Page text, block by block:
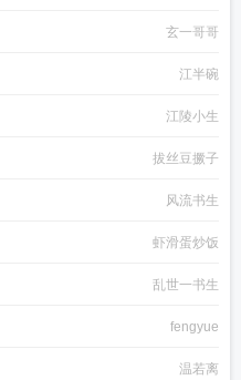
玄一哥哥
江半碗
江陵小生
拔丝豆撅子
风流书生
虾滑蛋炒饭
乱世一书生
fengyue
温若离